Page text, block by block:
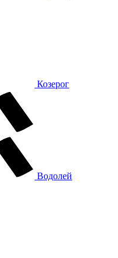
Козерог
Водолей